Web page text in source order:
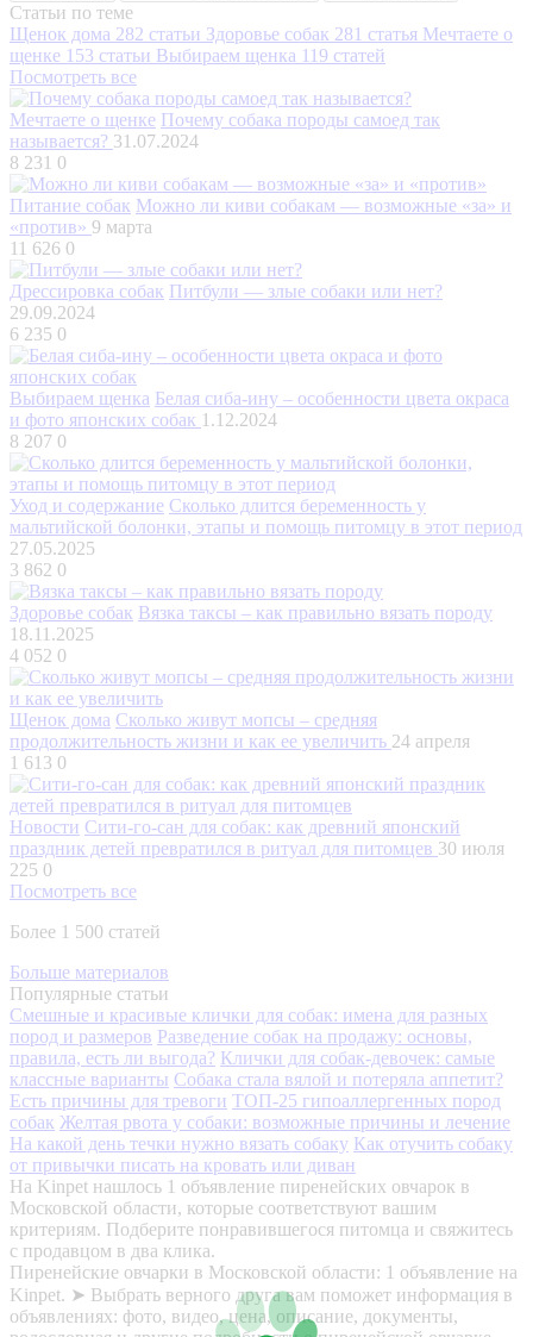
Статьи по теме
Щенок дома 282 статьи Здоровье собак 281 статья Мечтаете о
щенке 153 статьи Выбираем щенка 119 статей
Посмотреть все
Мечтаете о щенке Почему собака породы самоед так
называется? 31.07.2024
8 231 0
Питание собак Можно ли киви собакам — возможные «за» и
«против» 9 марта
11 626 0
Дрессировка собак Питбули — злые собаки или нет?
29.09.2024
6 235 0
Выбираем щенка Белая сиба-ину – особенности цвета окраса
и фото японских собак 1.12.2024
8 207 0
Уход и содержание Сколько длится беременность у
мальтийской болонки, этапы и помощь питомцу в этот период
27.05.2025
3 862 0
Здоровье собак Вязка таксы – как правильно вязать породу
18.11.2025
4 052 0
Щенок дома Сколько живут мопсы – средняя
продолжительность жизни и как ее увеличить 24 апреля
1 613 0
Новости Сити-го-сан для собак: как древний японский
праздник детей превратился в ритуал для питомцев 30 июля
225 0
Посмотреть все
Более 1 500 статей
Больше материалов
Популярные статьи
Смешные и красивые клички для собак: имена для разных
пород и размеров Разведение собак на продажу: основы,
правила, есть ли выгода? Клички для собак-девочек: самые
классные варианты Собака стала вялой и потеряла аппетит?
Есть причины для тревоги ТОП-25 гипоаллергенных пород
собак Желтая рвота у собаки: возможные причины и лечение
На какой день течки нужно вязать собаку Как отучить собаку
от привычки писать на кровать или диван
На Kinpet нашлось 1 объявление пиренейских овчарок в
Московской области, которые соответствуют вашим
критериям. Подберите понравившегося питомца и свяжитесь
с продавцом в два клика.
Пиренейские овчарки в Московской области: 1 объявление на
Kinpet. ➤ Выбрать верного друга вам поможет информация в
объявлениях: фото, видео, цена, описание, документы,